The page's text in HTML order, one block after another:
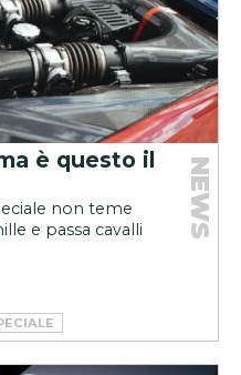
è questo il
non teme
e passa cavalli
NEWS